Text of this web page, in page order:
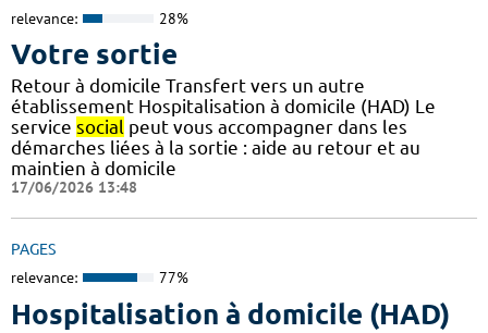
relevance: 28%
Votre sortie
Retour à domicile Transfert vers un autre
établissement Hospitalisation à domicile (HAD) Le
service social peut vous accompagner dans les
démarches liées à la sortie : aide au retour et au
maintien à domicile
17/06/2026 13:48
PAGES
relevance: 77%
Hospitalisation à domicile (HAD)